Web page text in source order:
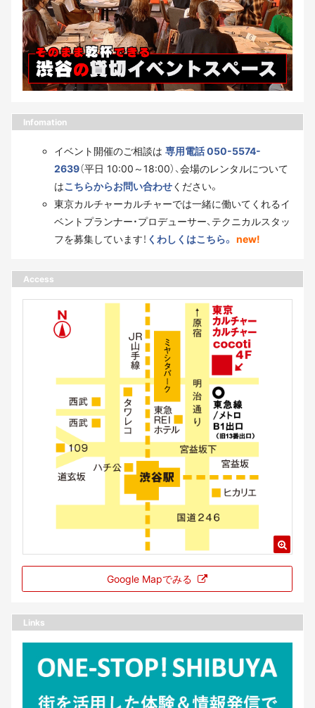
Infomation
イベント開催のご相談は 専用電話 050-5574-
2639（平日 10:00～18:00）、会場のレンタルについて
はこちらからお問い合わせください。
東京カルチャーカルチャーでは一緒に働いてくれるイ
ベントプランナー・プロデューサー、テクニカルスタッ
フを募集しています！ くわしくはこちら。 new!
Access
Google Mapでみる
Links